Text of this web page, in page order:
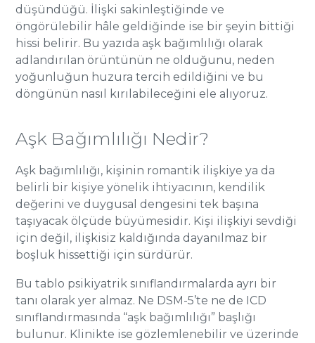
düşündüğü. İlişki sakinleştiğinde ve
öngörülebilir hâle geldiğinde ise bir şeyin bittiği
hissi belirir. Bu yazıda aşk bağımlılığı olarak
adlandırılan örüntünün ne olduğunu, neden
yoğunluğun huzura tercih edildiğini ve bu
döngünün nasıl kırılabileceğini ele alıyoruz.
Aşk Bağımlılığı Nedir?
Aşk bağımlılığı, kişinin romantik ilişkiye ya da
belirli bir kişiye yönelik ihtiyacının, kendilik
değerini ve duygusal dengesini tek başına
taşıyacak ölçüde büyümesidir. Kişi ilişkiyi sevdiği
için değil, ilişkisiz kaldığında dayanılmaz bir
boşluk hissettiği için sürdürür.
Bu tablo psikiyatrik sınıflandırmalarda ayrı bir
tanı olarak yer almaz. Ne DSM-5’te ne de ICD
sınıflandırmasında “aşk bağımlılığı” başlığı
bulunur. Klinikte ise gözlemlenebilir ve üzerinde